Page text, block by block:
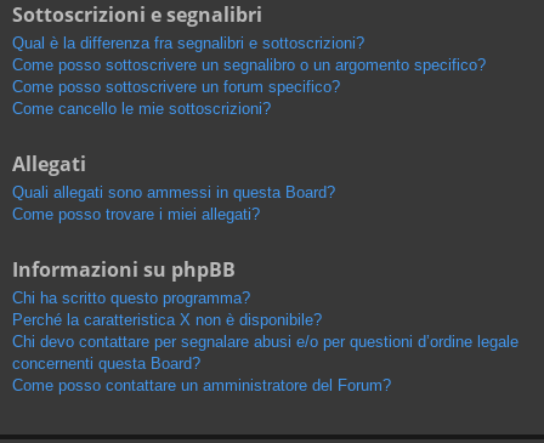
Sottoscrizioni e segnalibri
Qual è la differenza fra segnalibri e sottoscrizioni?
Come posso sottoscrivere un segnalibro o un argomento specifico?
Come posso sottoscrivere un forum specifico?
Come cancello le mie sottoscrizioni?
Allegati
Quali allegati sono ammessi in questa Board?
Come posso trovare i miei allegati?
Informazioni su phpBB
Chi ha scritto questo programma?
Perché la caratteristica X non è disponibile?
Chi devo contattare per segnalare abusi e/o per questioni d’ordine legale
concernenti questa Board?
Come posso contattare un amministratore del Forum?